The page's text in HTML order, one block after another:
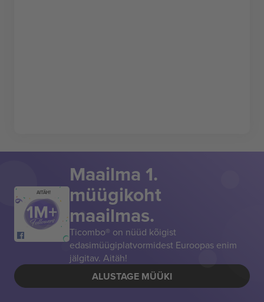
AITÄH!
Maailma 1.
müügikoht
maailmas.
Ticombo® on nüüd kõigist
edasimüügiplatvormidest Euroopas enim
jälgitav. Aitäh!
ALUSTAGE MÜÜKI